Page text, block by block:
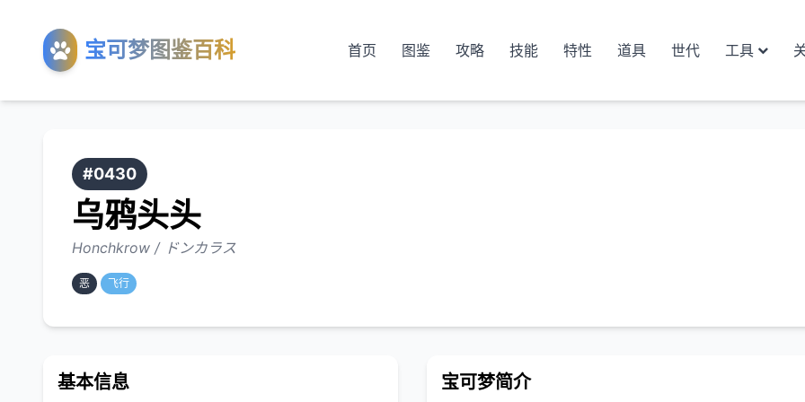
宝可梦图鉴百科 首页 图鉴 攻略 技能 特性 道具 世代 工具
#0430
乌鸦头头
Honchkrow / ドンカラス
恶 飞行
基本信息 宝可梦简介